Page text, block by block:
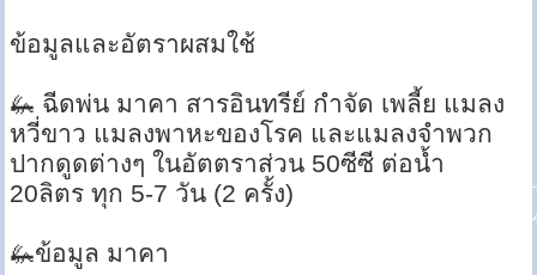
ข้อมูลและอัตราผสมใช้
🦗 ฉีดพ่น มาคา สารอินทรีย์ กำจัด เพลี้ย แมลง
หวี่ขาว แมลงพาหะของโรค และแมลงจำพวก
ปากดูดต่างๆ ในอัตตราส่วน 50ซีซี ต่อน้ำ
20ลิตร ทุก 5-7 วัน (2 ครั้ง)
🦗ข้อมูล มาคา